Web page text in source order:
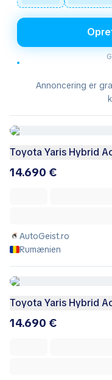
Annoncering er
Toyota Yaris Hybrid
14.690 €
AutoGeist.ro
Rumænien
Toyota Yaris Hybrid
14.690 €